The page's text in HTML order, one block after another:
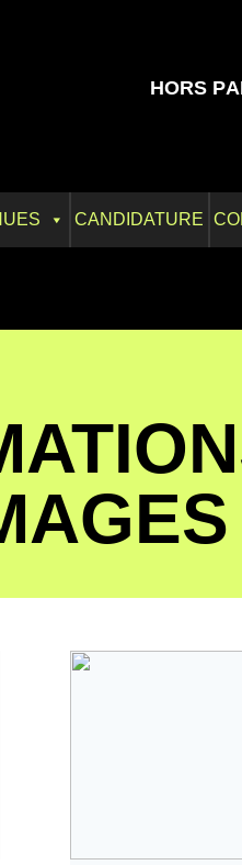
HORS
CANDIDATURE